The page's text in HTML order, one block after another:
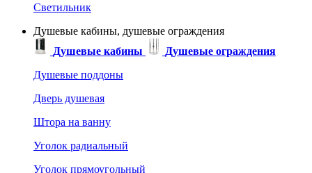
Светильник
Душевые кабины, душевые ограждения
Душевые кабины
Душевые ограждения
Душевые поддоны
Дверь душевая
Штора на ванну
Уголок радиальный
Уголок прямоугольный